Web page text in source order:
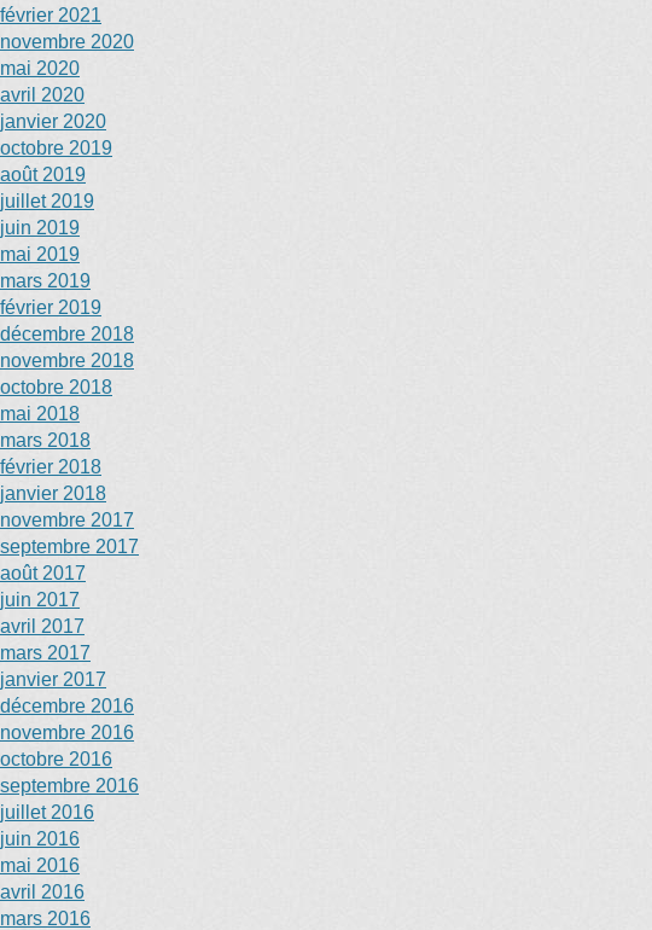
février 2021
novembre 2020
mai 2020
avril 2020
janvier 2020
octobre 2019
août 2019
juillet 2019
juin 2019
mai 2019
mars 2019
février 2019
décembre 2018
novembre 2018
octobre 2018
mai 2018
mars 2018
février 2018
janvier 2018
novembre 2017
septembre 2017
août 2017
juin 2017
avril 2017
mars 2017
janvier 2017
décembre 2016
novembre 2016
octobre 2016
septembre 2016
juillet 2016
juin 2016
mai 2016
avril 2016
mars 2016